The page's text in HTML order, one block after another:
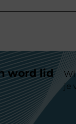
word lid
je